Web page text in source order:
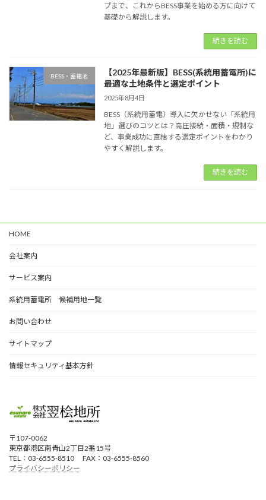
プまで、これからBESS事業を始める方に向けて
基礎から解説します。
続きを読む
BESS・蓄電池
【2025年最新版】BESS(系統用蓄電所)に
最適な土地条件と選定ポイント
2025年8月4日
BESS（系統用蓄電）導入に欠かせない「系統用
地」選びのコツとは？高圧接続・面積・規制な
ど、事業成功に直結する選定ポイントをわかり
やすく解説します。
続きを読む
HOME
会社案内
サービス案内
系統用蓄電所 候補用地一覧
お問い合わせ
サイトマップ
情報セキュリティ基本方針
〒107-0062
東京都港区南青山2丁目2番15号
TEL：03-6555-8510 FAX：03-6555-8560
プライバシーポリシー